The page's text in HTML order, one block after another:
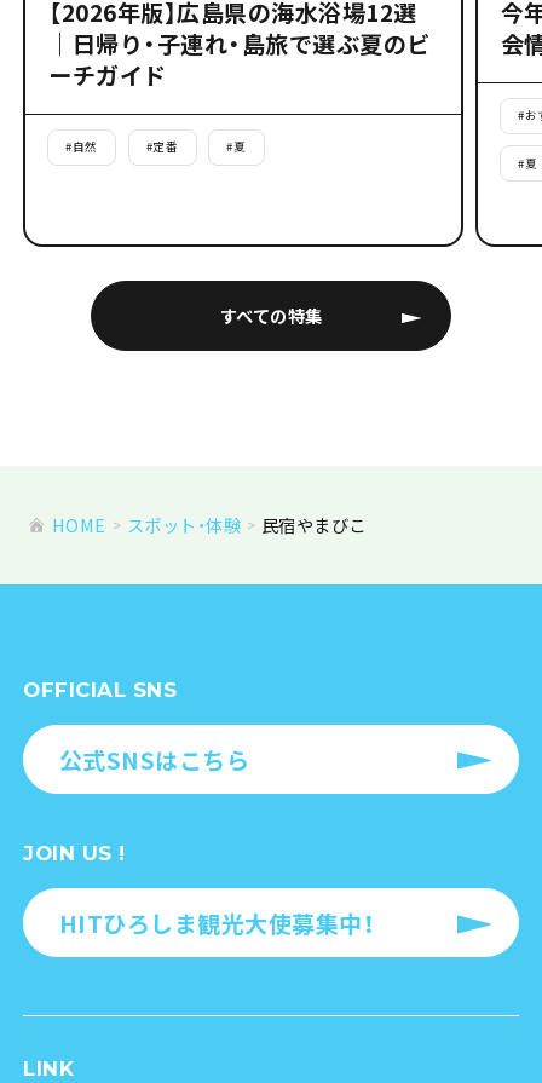
すべての特集
【2026年版】広島県の海水浴場12選
｜日帰り・子連れ・島旅で選ぶ夏のビ
ーチガイド
#自然 #定番 #夏
今
会
#お
#夏
HOME スポット・体験 民宿やまびこ
OFFICIAL SNS
公式SNSはこちら
JOIN US !
HITひろしま観光大使募集中！
LINK